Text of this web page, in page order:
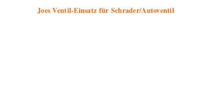
Joes Ventil-Einsatz für Schrader/Autoventil